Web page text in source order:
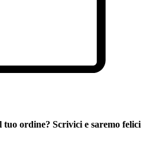
ordine? Scrivici e saremo felici